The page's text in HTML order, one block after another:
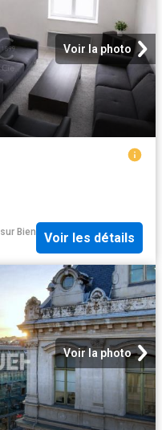
Voir la photo
sur Bien
Voir les détails
Voir la photo